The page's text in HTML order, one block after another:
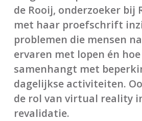
de Rooij, onderzoeker bij
met haar proefschrift
problemen die mensen
ervaren met lopen én
samenhangt met
dagelijkse activiteiten.
de rol van virtual reality
revalidatie.